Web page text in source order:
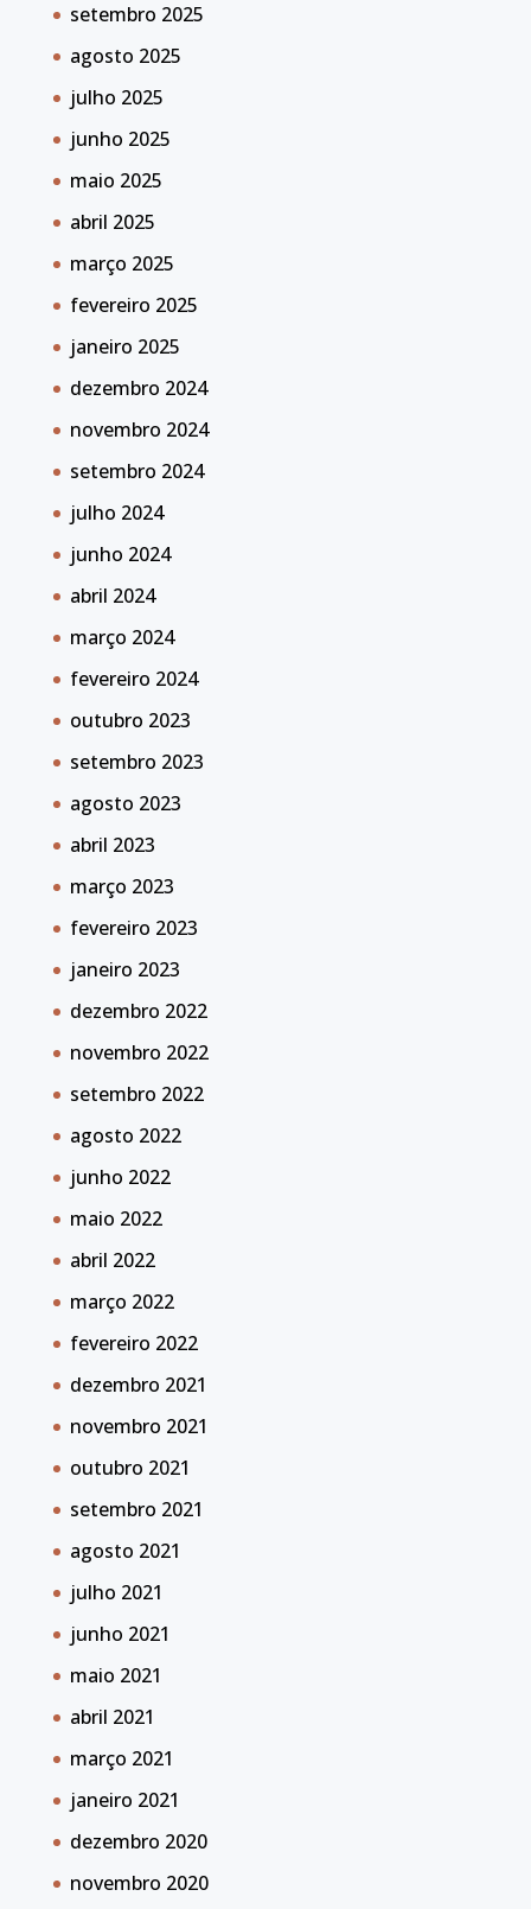
setembro 2025
agosto 2025
julho 2025
junho 2025
maio 2025
abril 2025
março 2025
fevereiro 2025
janeiro 2025
dezembro 2024
novembro 2024
setembro 2024
julho 2024
junho 2024
abril 2024
março 2024
fevereiro 2024
outubro 2023
setembro 2023
agosto 2023
abril 2023
março 2023
fevereiro 2023
janeiro 2023
dezembro 2022
novembro 2022
setembro 2022
agosto 2022
junho 2022
maio 2022
abril 2022
março 2022
fevereiro 2022
dezembro 2021
novembro 2021
outubro 2021
setembro 2021
agosto 2021
julho 2021
junho 2021
maio 2021
abril 2021
março 2021
janeiro 2021
dezembro 2020
novembro 2020